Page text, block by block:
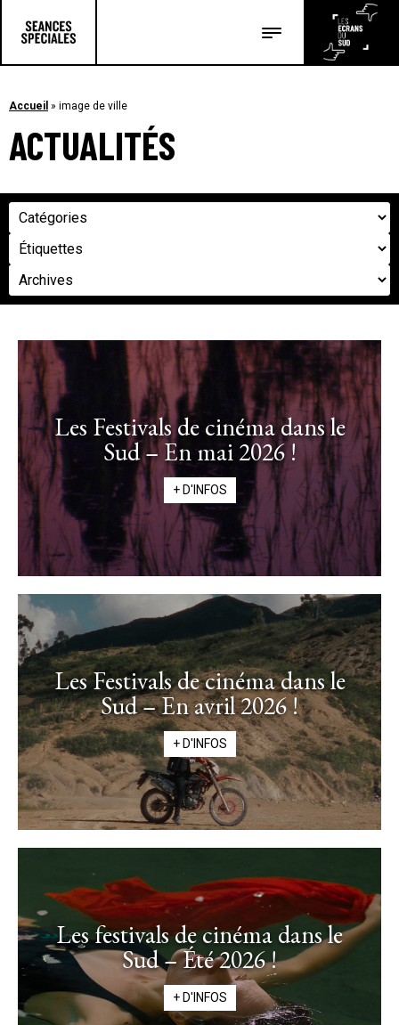
Les articles
Accueil » image de ville
ACTUALITÉS
Les Festivals de cinéma dans le
Sud – En mai 2026 !
+ D'INFOS
Les Festivals de cinéma dans le
Sud – En avril 2026 !
+ D'INFOS
Les festivals de cinéma dans le
Sud – Été 2026 !
+ D'INFOS